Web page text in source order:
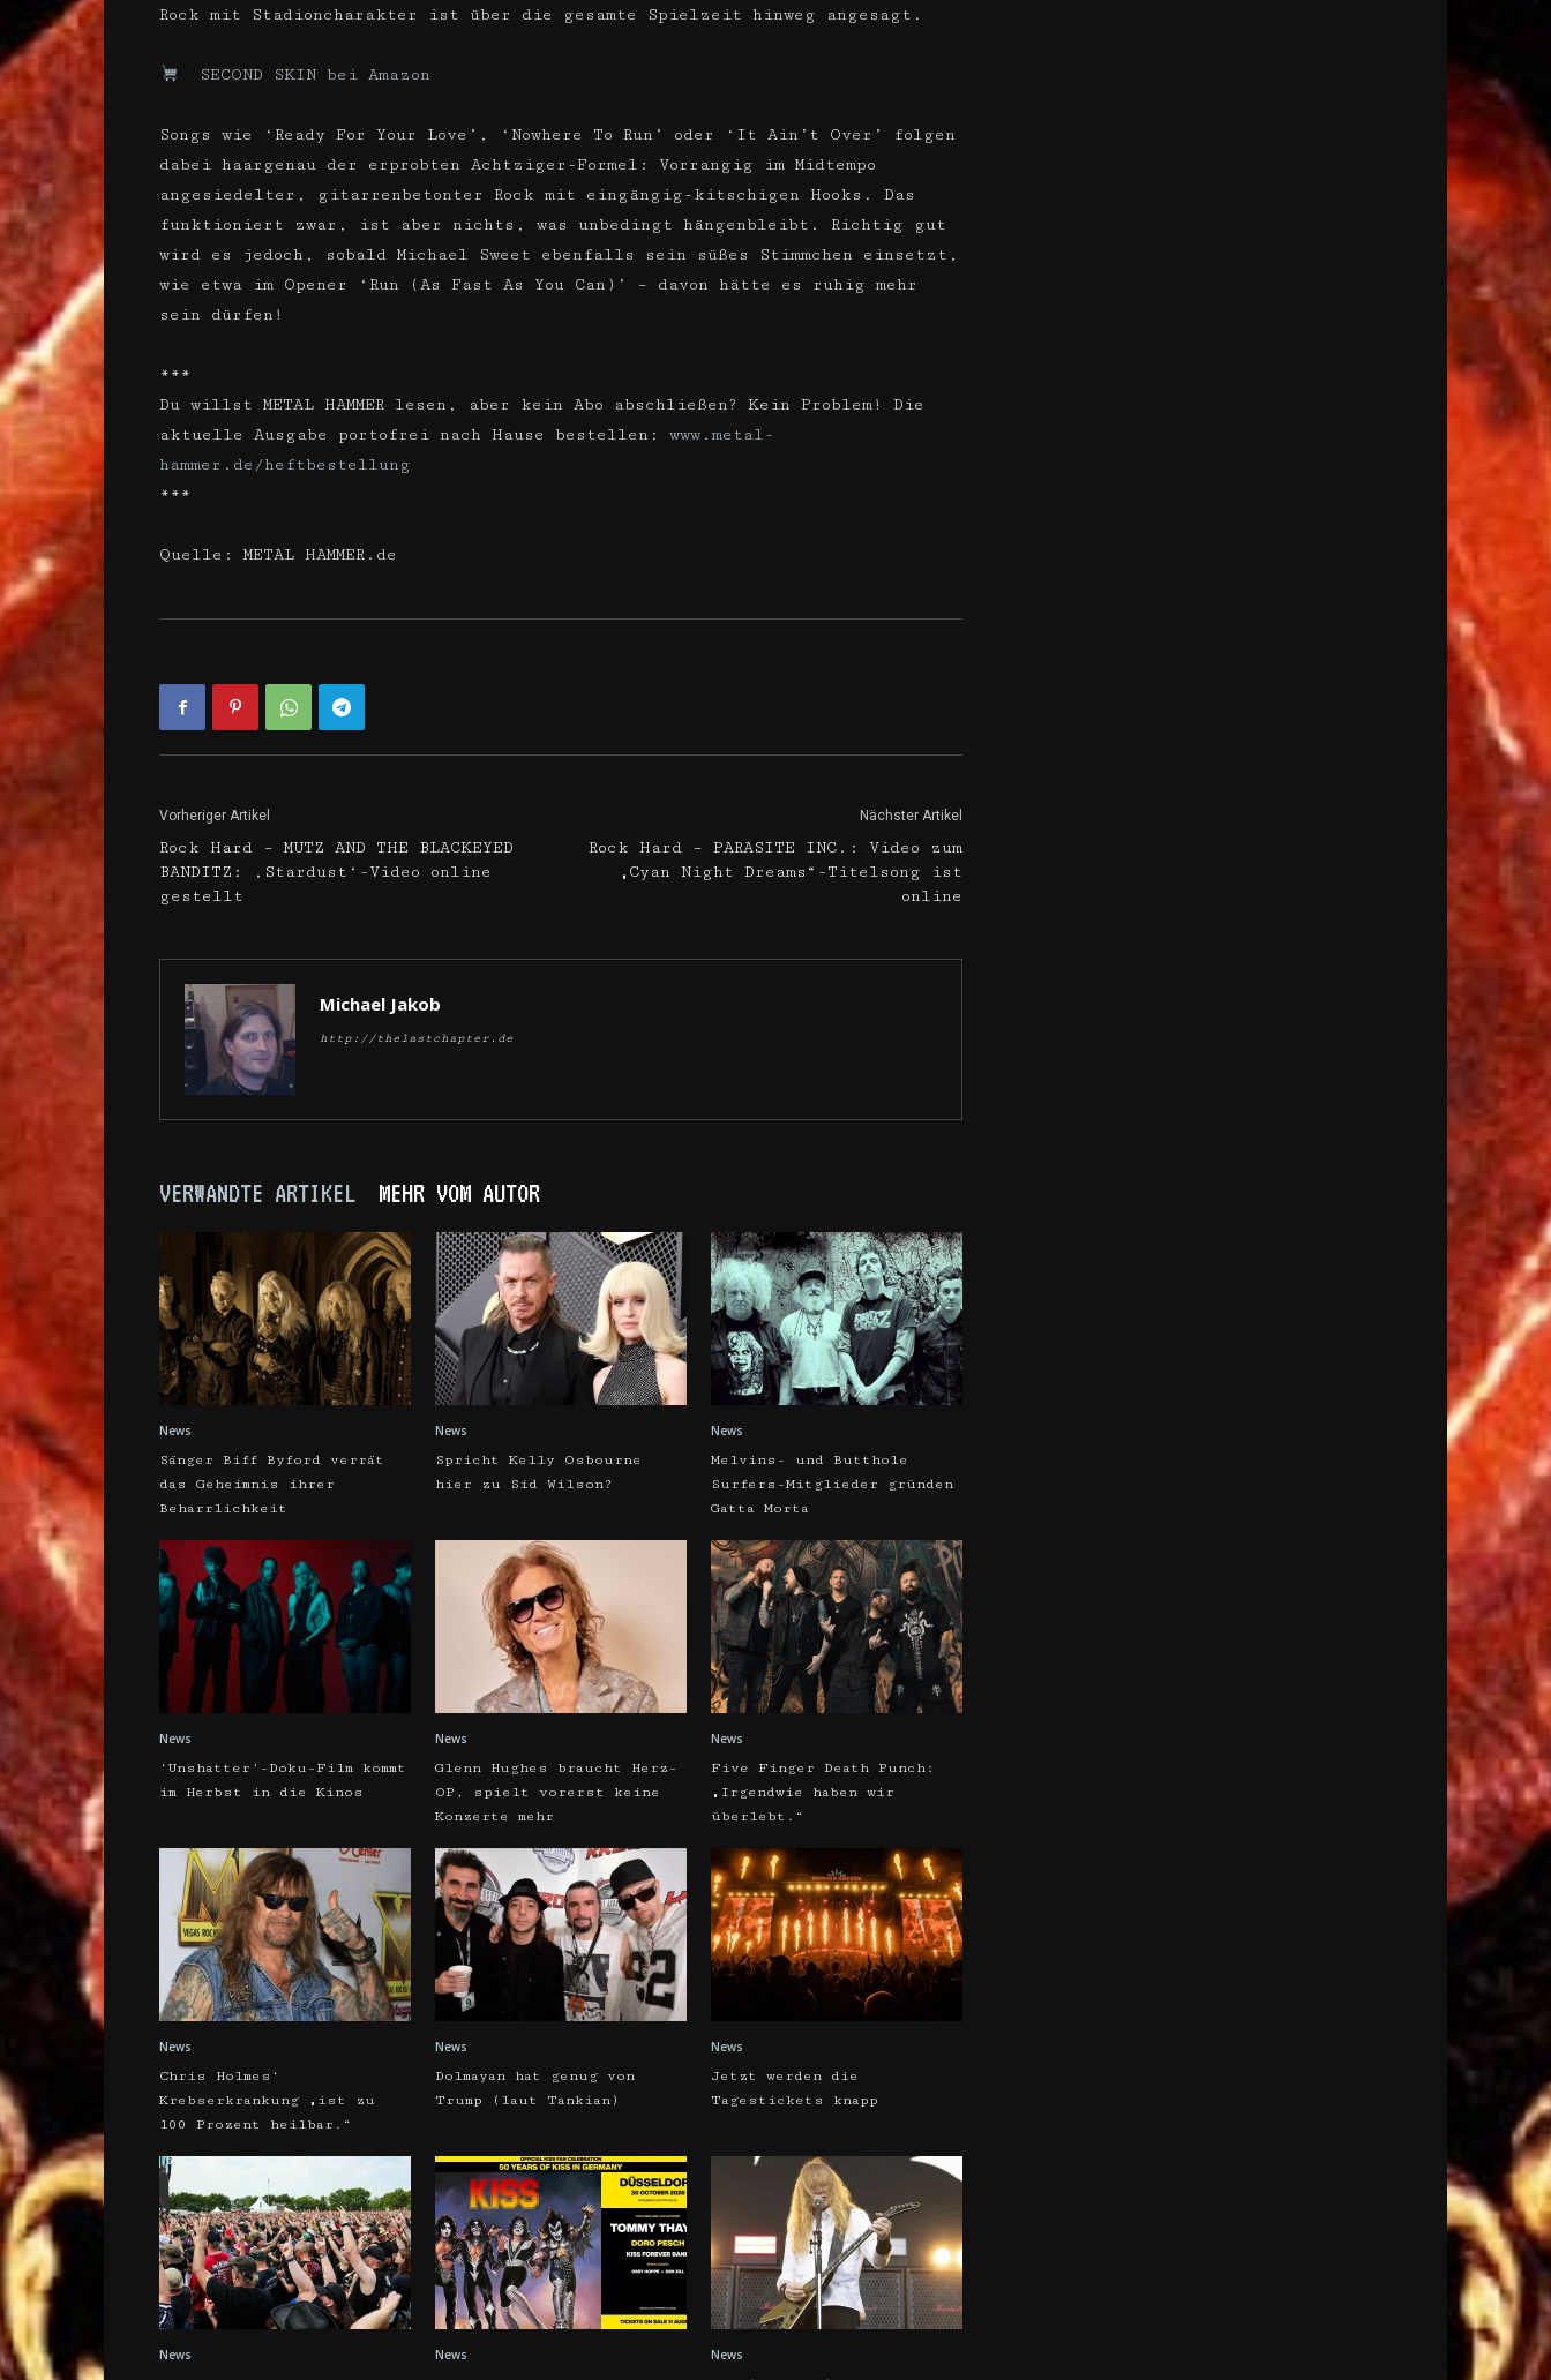
Rock mit Stadioncharakter ist über die gesamte Spielzeit hinweg angesagt.
SECOND SKIN bei Amazon
Songs wie ‘Ready For Your Love’, ‘Nowhere To Run’ oder ‘It Ain’t Over’ folgen
dabei haargenau der erprobten Achtziger-Formel: Vorrangig im Midtempo
angesiedelter, gitarrenbetonter Rock mit eingängig-kitschigen Hooks. Das
funktioniert zwar, ist aber nichts, was unbedingt hängenbleibt. Richtig gut
wird es jedoch, sobald Michael Sweet ebenfalls sein süßes Stimmchen einsetzt,
wie etwa im Opener ‘Run (As Fast As You Can)’ – davon hätte es ruhig mehr
sein dürfen!
***
Du willst METAL HAMMER lesen, aber kein Abo abschließen? Kein Problem! Die
aktuelle Ausgabe portofrei nach Hause bestellen: www.metal-
hammer.de/heftbestellung
***
Quelle: METAL HAMMER.de
Vorheriger Artikel
Rock Hard – MUTZ AND THE BLACKEYED
BANDITZ: ‚Stardust‘-Video online
gestellt
Nächster Artikel
Rock Hard – PARASITE INC.: Video zum
„Cyan Night Dreams“-Titelsong ist
online
Michael Jakob
http://thelastchapter.de
VERWANDTE ARTIKEL MEHR VOM AUTOR
News
Sänger Biff Byford verrät
das Geheimnis ihrer
Beharrlichkeit
News
Spricht Kelly Osbourne
hier zu Sid Wilson?
News
Melvins- und Butthole
Surfers-Mitglieder gründen
Gatta Morta
News
‘Unshatter’-Doku-Film kommt
im Herbst in die Kinos
News
Glenn Hughes braucht Herz-
OP, spielt vorerst keine
Konzerte mehr
News
Five Finger Death Punch:
„Irgendwie haben wir
überlebt.“
News
Chris Holmes‘
Krebserkrankung „ist zu
100 Prozent heilbar.“
News
Dolmayan hat genug von
Trump (laut Tankian)
News
Jetzt werden die
Tagestickets knapp
News News News